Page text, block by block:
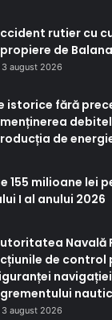
rutier cu
de
3 august 2026
istorice fără
de
155 milioane lei
I al anului 2026
Navală
de control
nautic
3 august 2026